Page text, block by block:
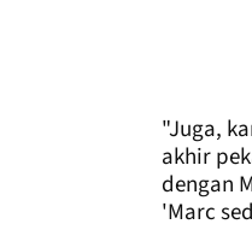
"Juga,
akhir
dengan
'Marc